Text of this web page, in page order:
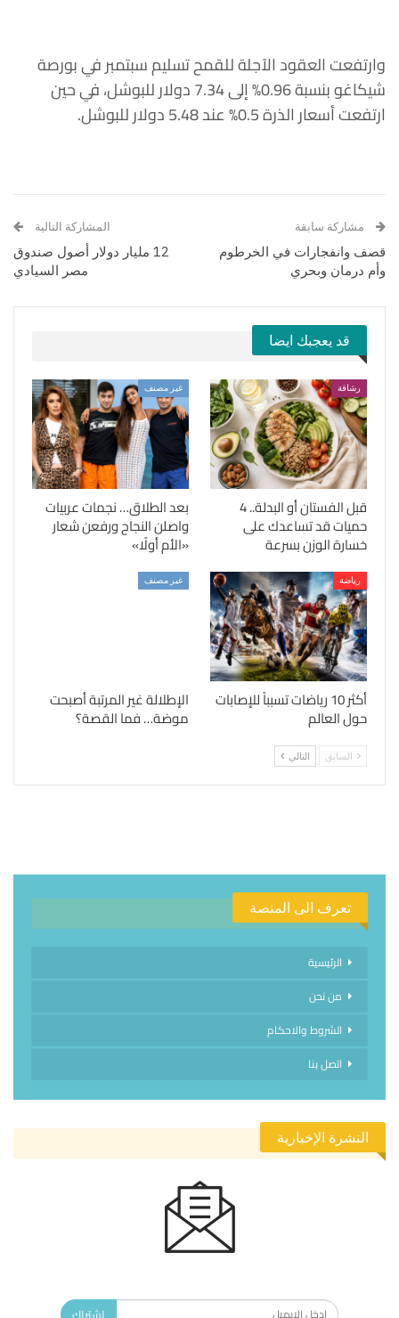
وارتفعت العقود الآجلة للقمح تسليم سبتمبر في بورصة
شيكاغو بنسبة 0.96% إلى 7.34 دولار للبوشل، في حين
ارتفعت أسعار الذرة 0.5% عند 5.48 دولار للبوشل.
مشاركة سابقة
قصف وانفجارات في الخرطوم
وأم درمان وبحري
المشاركة التالية
12 مليار دولار أصول صندوق
مصر السيادي
قد يعجبك ايضا
رشاقة
قبل الفستان أو البدلة.. 4
حميات قد تساعدك على
خسارة الوزن بسرعة
غير مصنف
بعد الطلاق… نجمات عربيات
واصلن النجاح ورفعن شعار
«الأم أولًا»
رياضة
أكثر 10 رياضات تسبباً للإصابات
حول العالم
غير مصنف
الإطلالة غير المرتبة أصبحت
موضة… فما القصة؟
السابق التالي
تعرف الى المنصة
الرئيسية
من نحن
الشروط والاحكام
اتصل بنا
النشرة الإخبارية